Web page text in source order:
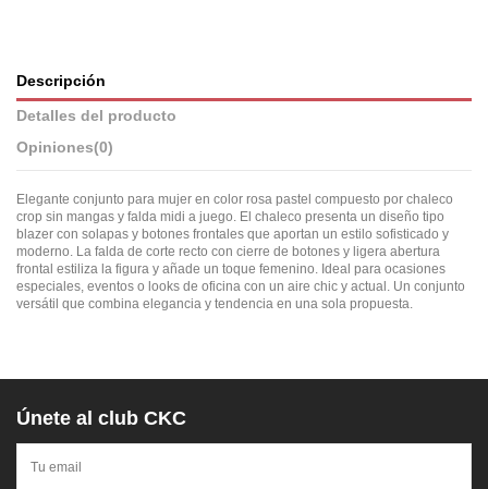
Descripción
Detalles del producto
Opiniones(0)
Elegante conjunto para mujer en color rosa pastel compuesto por chaleco
crop sin mangas y falda midi a juego. El chaleco presenta un diseño tipo
blazer con solapas y botones frontales que aportan un estilo sofisticado y
moderno. La falda de corte recto con cierre de botones y ligera abertura
frontal estiliza la figura y añade un toque femenino. Ideal para ocasiones
especiales, eventos o looks de oficina con un aire chic y actual. Un conjunto
versátil que combina elegancia y tendencia en una sola propuesta.
Únete al club CKC